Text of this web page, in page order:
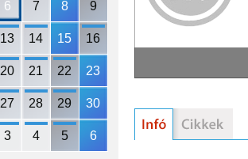
6 7 8 9
13 14 15 16
20 21 22 23
27 28 29 30
3 4 5 6